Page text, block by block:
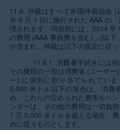
11.6. 仲裁はすべて米国仲裁協会 (
年 9 月 1 日に施行された AAA の
理されます。同規則には、2014
の費用 (AAA 事務費を含む)」(以下
が含まれ、仲裁は以下の規定に従っ
11.6.1. 消費者手続きには特
その費用の一部は消費者 (ユーザ
ー) に個別に割り当てられてい
5,000 米ドル以下の場合は、消費
め、これらの定められた費用をベ
ンダーは、その他の費用は一切負
7 万 5,000 米ドルを超える場合、
めに従うものとします。